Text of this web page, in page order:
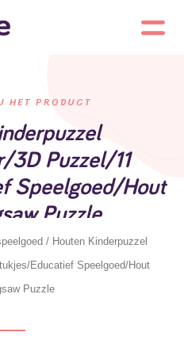
HET PRODUCT
3D Puzzel/11
Speelgoed/Hout
Puzzle
/ Houten Kinderpuzzel
Educatief Speelgoed/Hout
Puzzle